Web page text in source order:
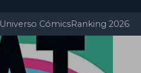
Universo CómicsRanking 2026